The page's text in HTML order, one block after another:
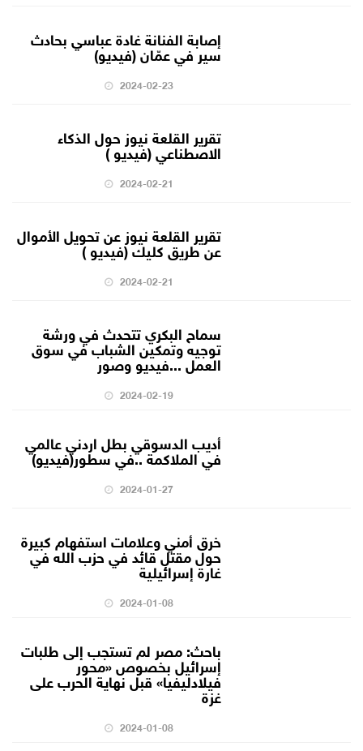
إصابة الفنانة غادة عباسي بحادث
سير في عمّان (فيديو)
2024-02-23
تقرير القلعة نيوز حول الذكاء
الاصطناعي (فيديو )
2024-02-21
تقرير القلعة نيوز عن تحويل الأموال
عن طريق كليك (فيديو )
2024-02-21
سماح البكري تتحدث في ورشة
توجيه وتمكين الشباب في سوق
العمل ...فيديو وصور
2024-02-19
أديب الدسوقي بطل اردني عالمي
في الملاكمة ..في سطور(فيديو)
2024-01-27
خرق أمني وعلامات استفهام كبيرة
حول مقتل قائد في حزب الله في
غارة إسرائيلية
2024-01-08
باحث: مصر لم تستجب إلى طلبات
إسرائيل بخصوص «محور
فيلادليفيا» قبل نهاية الحرب على
غزة
2024-01-08